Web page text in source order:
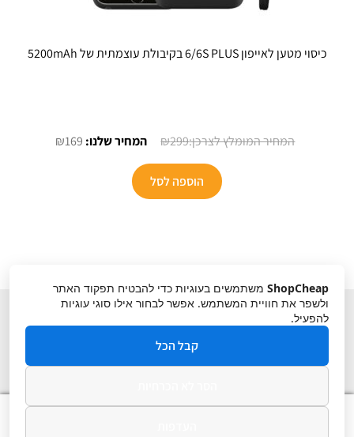
כיסוי מטען לאייפון 6/6S PLUS בקיבולת עוצמתית של 5200mAh
₪299
המחיר
המקורי
היה:
₪299.
₪169
הוספה לסל
תקנון
ShopCheap משתמשים בעוגיות כדי להבטיח תפקוד האתר
ולשפר את חוויית המשתמש. אפשר לבחור אילו סוגי עוגיות
להפעיל.
קבל הכל